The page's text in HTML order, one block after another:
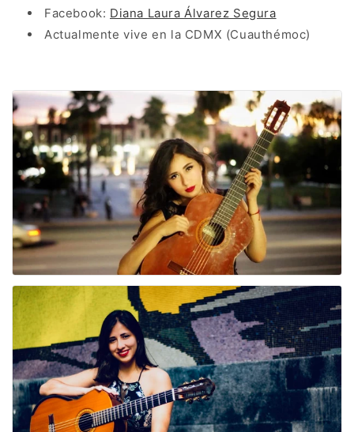
Facebook: Diana Laura Álvarez Segura
Actualmente vive en la CDMX (Cuauthémoc)